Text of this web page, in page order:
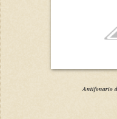
Antifonario